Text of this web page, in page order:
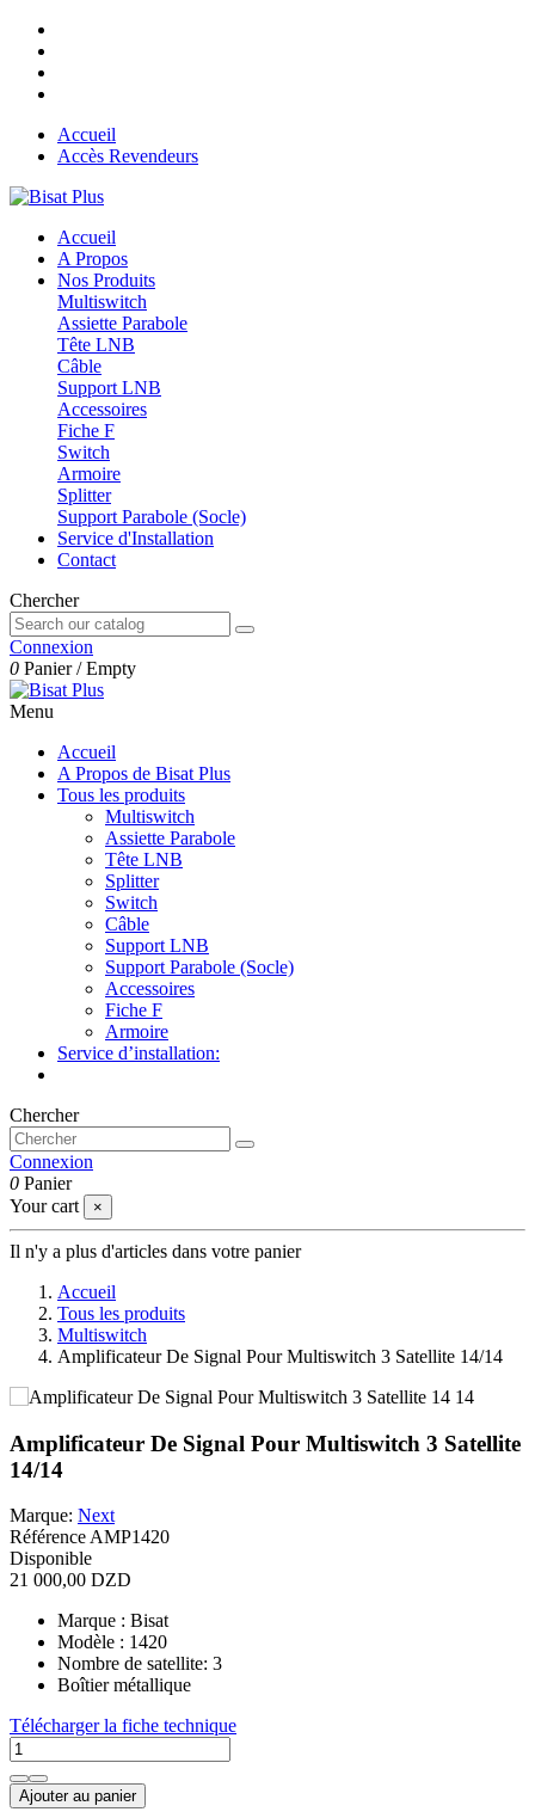
Accueil
Accès Revendeurs
Accueil
A Propos
Nos Produits
Multiswitch
Assiette Parabole
Tête LNB
Câble
Support LNB
Accessoires
Fiche F
Switch
Armoire
Splitter
Support Parabole (Socle)
Service d'Installation
Contact
Chercher
Connexion
0 Panier /Empty
Menu
Accueil
A Propos de Bisat Plus
Tous les produits
Multiswitch
Assiette Parabole
Tête LNB
Splitter
Switch
Câble
Support LNB
Support Parabole (Socle)
Accessoires
Fiche F
Armoire
Service d’installation:
Chercher
Connexion
0 Panier
Your cart
×
Il n'y a plus d'articles dans votre panier
Accueil
Tous les produits
Multiswitch
Amplificateur De Signal Pour Multiswitch 3 Satellite 14/14
Amplificateur De Signal Pour Multiswitch 3 Satellite
14/14
Marque: Next
RéférenceAMP1420
Disponible
21 000,00 DZD
Marque : Bisat
Modèle : 1420
Nombre de satellite: 3
Boîtier métallique
Télécharger la fiche technique
Ajouter au panier